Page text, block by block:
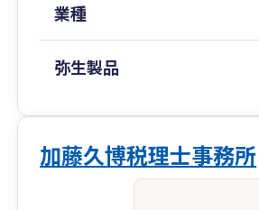
業種
弥生製品
加藤久博税理士事務所